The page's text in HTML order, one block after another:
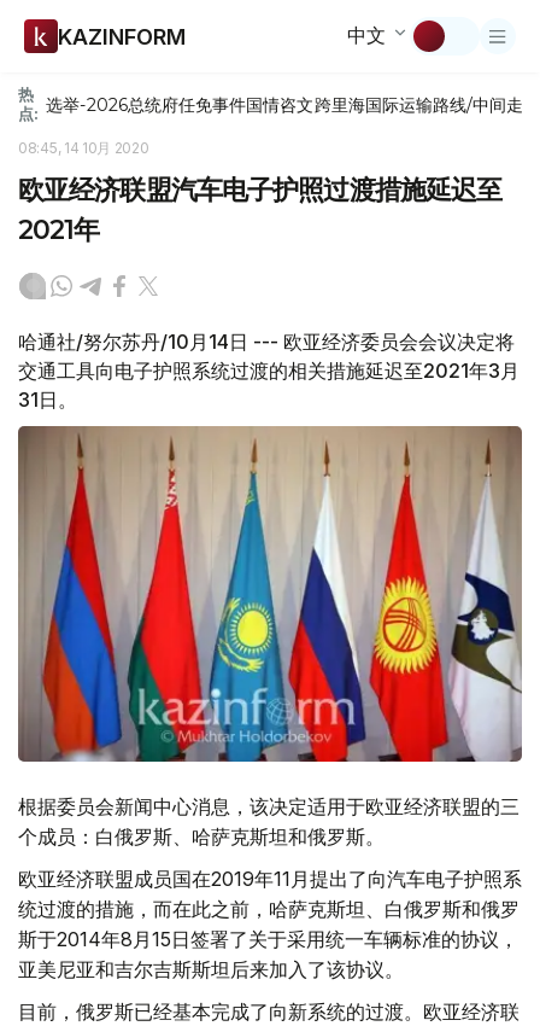
KAZINFORM 中文
热
点: 选举-2026总统府任免事件国情咨文跨里海国际运输路线/中间走廊
08:45, 14 10月 2020
欧亚经济联盟汽车电子护照过渡措施延迟至
2021年
哈通社/努尔苏丹/10月14日 --- 欧亚经济委员会会议决定将
交通工具向电子护照系统过渡的相关措施延迟至2021年3月
31日。
根据委员会新闻中心消息，该决定适用于欧亚经济联盟的三
个成员：白俄罗斯、哈萨克斯坦和俄罗斯。
欧亚经济联盟成员国在2019年11月提出了向汽车电子护照系
统过渡的措施，而在此之前，哈萨克斯坦、白俄罗斯和俄罗
斯于2014年8月15日签署了关于采用统一车辆标准的协议，
亚美尼亚和吉尔吉斯斯坦后来加入了该协议。
目前，俄罗斯已经基本完成了向新系统的过渡。欧亚经济联